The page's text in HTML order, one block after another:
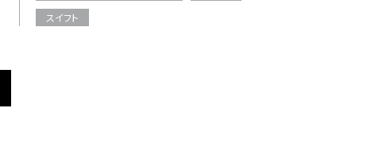
スイフト